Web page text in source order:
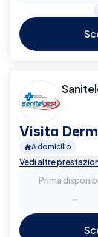
Visita
A domicilio
Vedi altre
Prima
-